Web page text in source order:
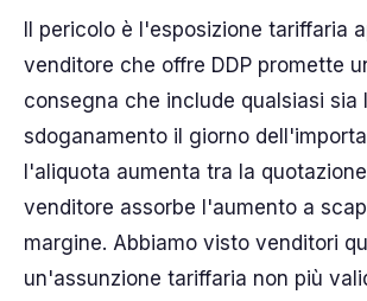
Il pericolo è l'esposizione tariffaria
venditore che offre DDP promette
consegna che include qualsiasi sia
sdoganamento il giorno
l'aliquota aumenta tra la
venditore assorbe l'aumento a
margine. Abbiamo visto venditori
un'assunzione tariffaria non più